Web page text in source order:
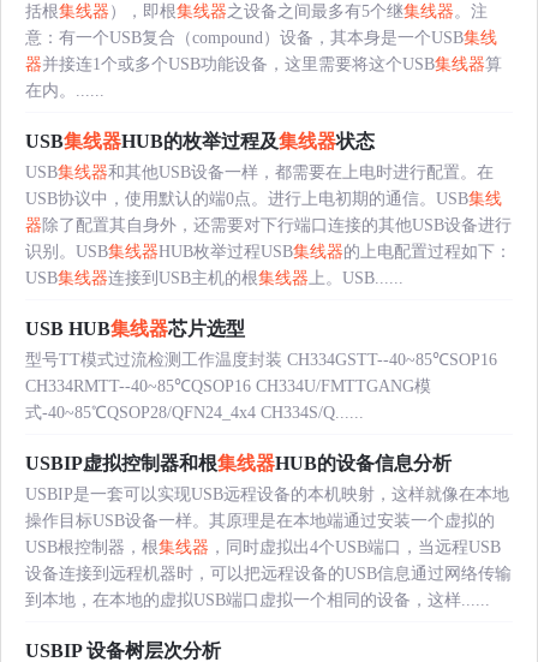
括根集线器 ），即根集线器之设备之间最多有5个继集线器 。注
意：有一个USB复合（compound）设备，其本身是一个USB集线
器并接连1个或多个USB功能设备，这里需要将这个USB集线器算
在内。......
USB集线器HUB的枚举过程及集线器状态
USB集线器和其他USB设备一样，都需要在上电时进行配置。在
USB协议中，使用默认的端0点。进行上电初期的通信。USB集线
器 除了配置其自身外，还需要对下行端口连接的其他USB设备进行
识别。USB集线器HUB枚举过程USB集线器的上电配置过程如下：
USB集线器连接到USB主机的根集线器 上。USB......
USB HUB集线器芯片选型
型号TT模式过流检测工作温度封装 CH334GSTT--40~85℃SOP16
CH334RMTT--40~85℃QSOP16 CH334U/FMTTGANG模
式-40~85℃QSOP28/QFN24_4x4 CH334S/Q......
USBIP虚拟控制器和根集线器HUB的设备信息分析
USBIP是一套可以实现USB远程设备的本机映射，这样就像在本地
操作目标USB设备一样。其原理是在本地端通过安装一个虚拟的
USB根控制器，根集线器 ，同时虚拟出4个USB端口，当远程USB
设备连接到远程机器时，可以把远程设备的USB信息通过网络传输
到本地，在本地的虚拟USB端口虚拟一个相同的设备，这样......
USBIP 设备树层次分析